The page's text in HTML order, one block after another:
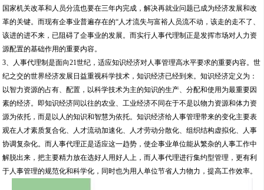
协调复杂化。而人事代理正是适应这一趋势，使企事业单位能从繁杂的人事工作中
解脱出来，把主要精力放在选好人用好人上，而人事代理进行集约型管理，更有利
于人事管理的规范化和科学化，同时也为用人单位节省人力物力，提高工作效率。